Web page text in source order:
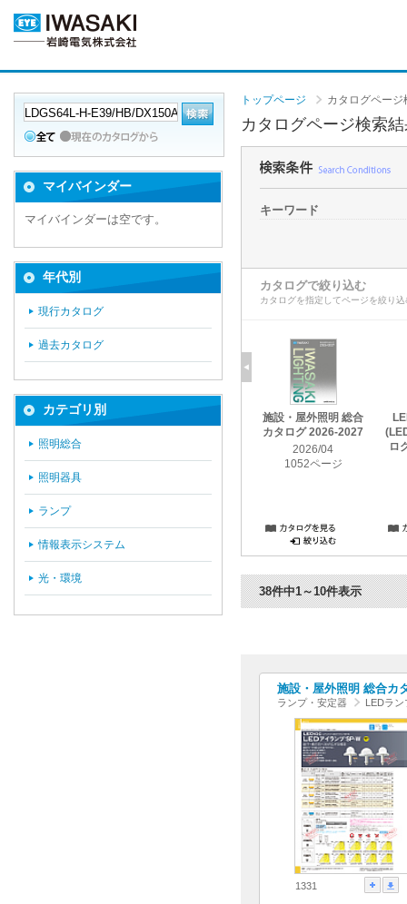
トップページ カタログページ
カタログページ検索
キーワード
カタログで絞り込む
カタログを指定してページを絞り
施設・屋外照明 総合
カタログ 2026-2027
2026/04
1052ページ
ロ
38件中1～10件表示
施設・屋外照明 総合カ
ランプ・安定器 LEDラン
1331
マイバインダー
マイバインダーは空です。
年代別
現行カタログ
過去カタログ
カテゴリ別
照明総合
照明器具
ランプ
情報表示システム
光・環境